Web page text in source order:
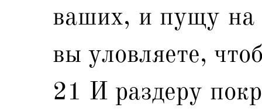
ваших, и пущу на
вы уловляете,
21 И раздеру